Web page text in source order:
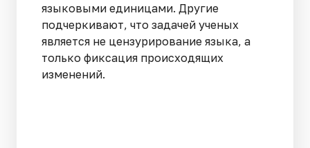
языковыми единицами. Другие
подчеркивают, что задачей ученых
является не цензурирование языка, а
только фиксация происходящих
изменений.